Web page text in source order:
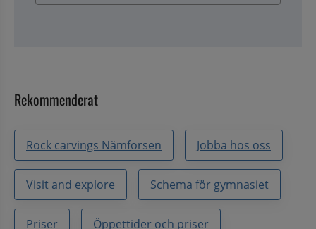
Rekommenderat
Rock carvings Nämforsen Jobba hos oss
Visit and explore Schema för gymnasiet
Priser Öppettider och priser